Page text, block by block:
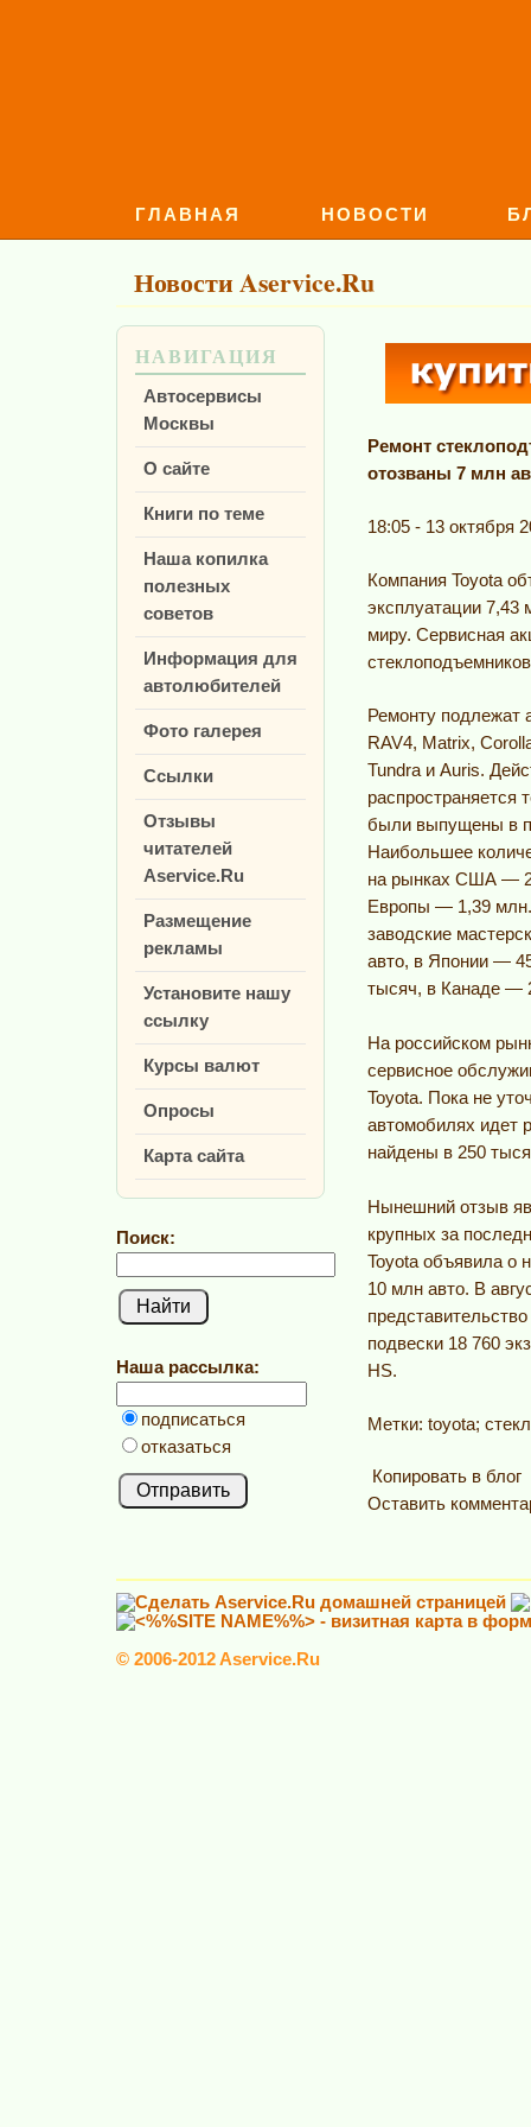
ГЛАВНАЯ НОВОСТИ
Новости Aservice.Ru
НАВИГАЦИЯ
Автосервисы
Москвы
О сайте
Книги по теме
Наша копилка
полезных
советов
Информация для
автолюбителей
Фото галерея
Ссылки
Отзывы
читателей
Aservice.Ru
Размещение
рекламы
Установите нашу
ссылку
Курсы валют
Опросы
Карта сайта
Поиск:
Наша рассылка:
подписаться
отказаться
Ремонт
отозваны 7 млн
18:05 - 13 октября
Компания Toyota
эксплуатации 7,43
миру. Сервисная
Ремонту подлежат
RAV4, Matrix,
Tundra и Auris.
распространяется
были выпущены в
Наибольшее
на рынках США —
Европы — 1,39
заводские
авто, в Японии —
тысяч, в Канаде —
На российском
сервисное
Toyota. Пока не
автомобилях идет
найдены в 250
Нынешний отзыв
крупных за
Toyota объявила о
10 млн авто. В
подвески 18 760
HS.
Метки: toyota;
Копировать в блог
Оставить
© 2006-2012 Aservice.Ru